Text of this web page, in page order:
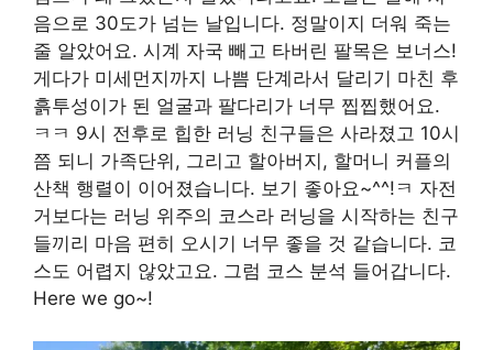
음으로 30도가 넘는 날입니다. 정말이지 더워 죽는
줄 알았어요. 시계 자국 빼고 타버린 팔목은 보너스!
게다가 미세먼지까지 나쁨 단계라서 달리기 마친 후
흙투성이가 된 얼굴과 팔다리가 너무 찝찝했어요.
ㅋㅋ 9시 전후로 힙한 러닝 친구들은 사라졌고 10시
쯤 되니 가족단위, 그리고 할아버지, 할머니 커플의
산책 행렬이 이어졌습니다. 보기 좋아요~^^!ㅋ 자전
거보다는 러닝 위주의 코스라 러닝을 시작하는 친구
들끼리 마음 편히 오시기 너무 좋을 것 같습니다. 코
스도 어렵지 않았고요. 그럼 코스 분석 들어갑니다.
Here we go~!